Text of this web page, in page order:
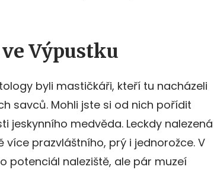
Výpustku
byli mastičkáři, kteří tu nacházeli
savců. Mohli jste si od nich pořídit
jeskynního medvěda. Leckdy nalezená
prazvláštního, prý i jednorožce. V
potenciál naleziště, ale pár muzeí